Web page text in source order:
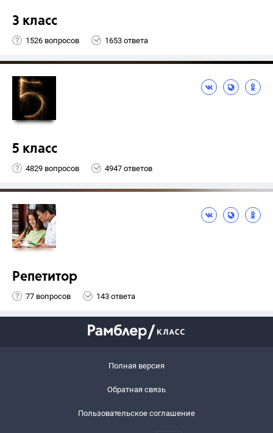
3 класс
1526 вопросов 1653 ответа
5 класс
4829 вопросов 4947 ответов
Репетитор
77 вопросов 143 ответа
Полная версия
Обратная связь
Пользовательское соглашение